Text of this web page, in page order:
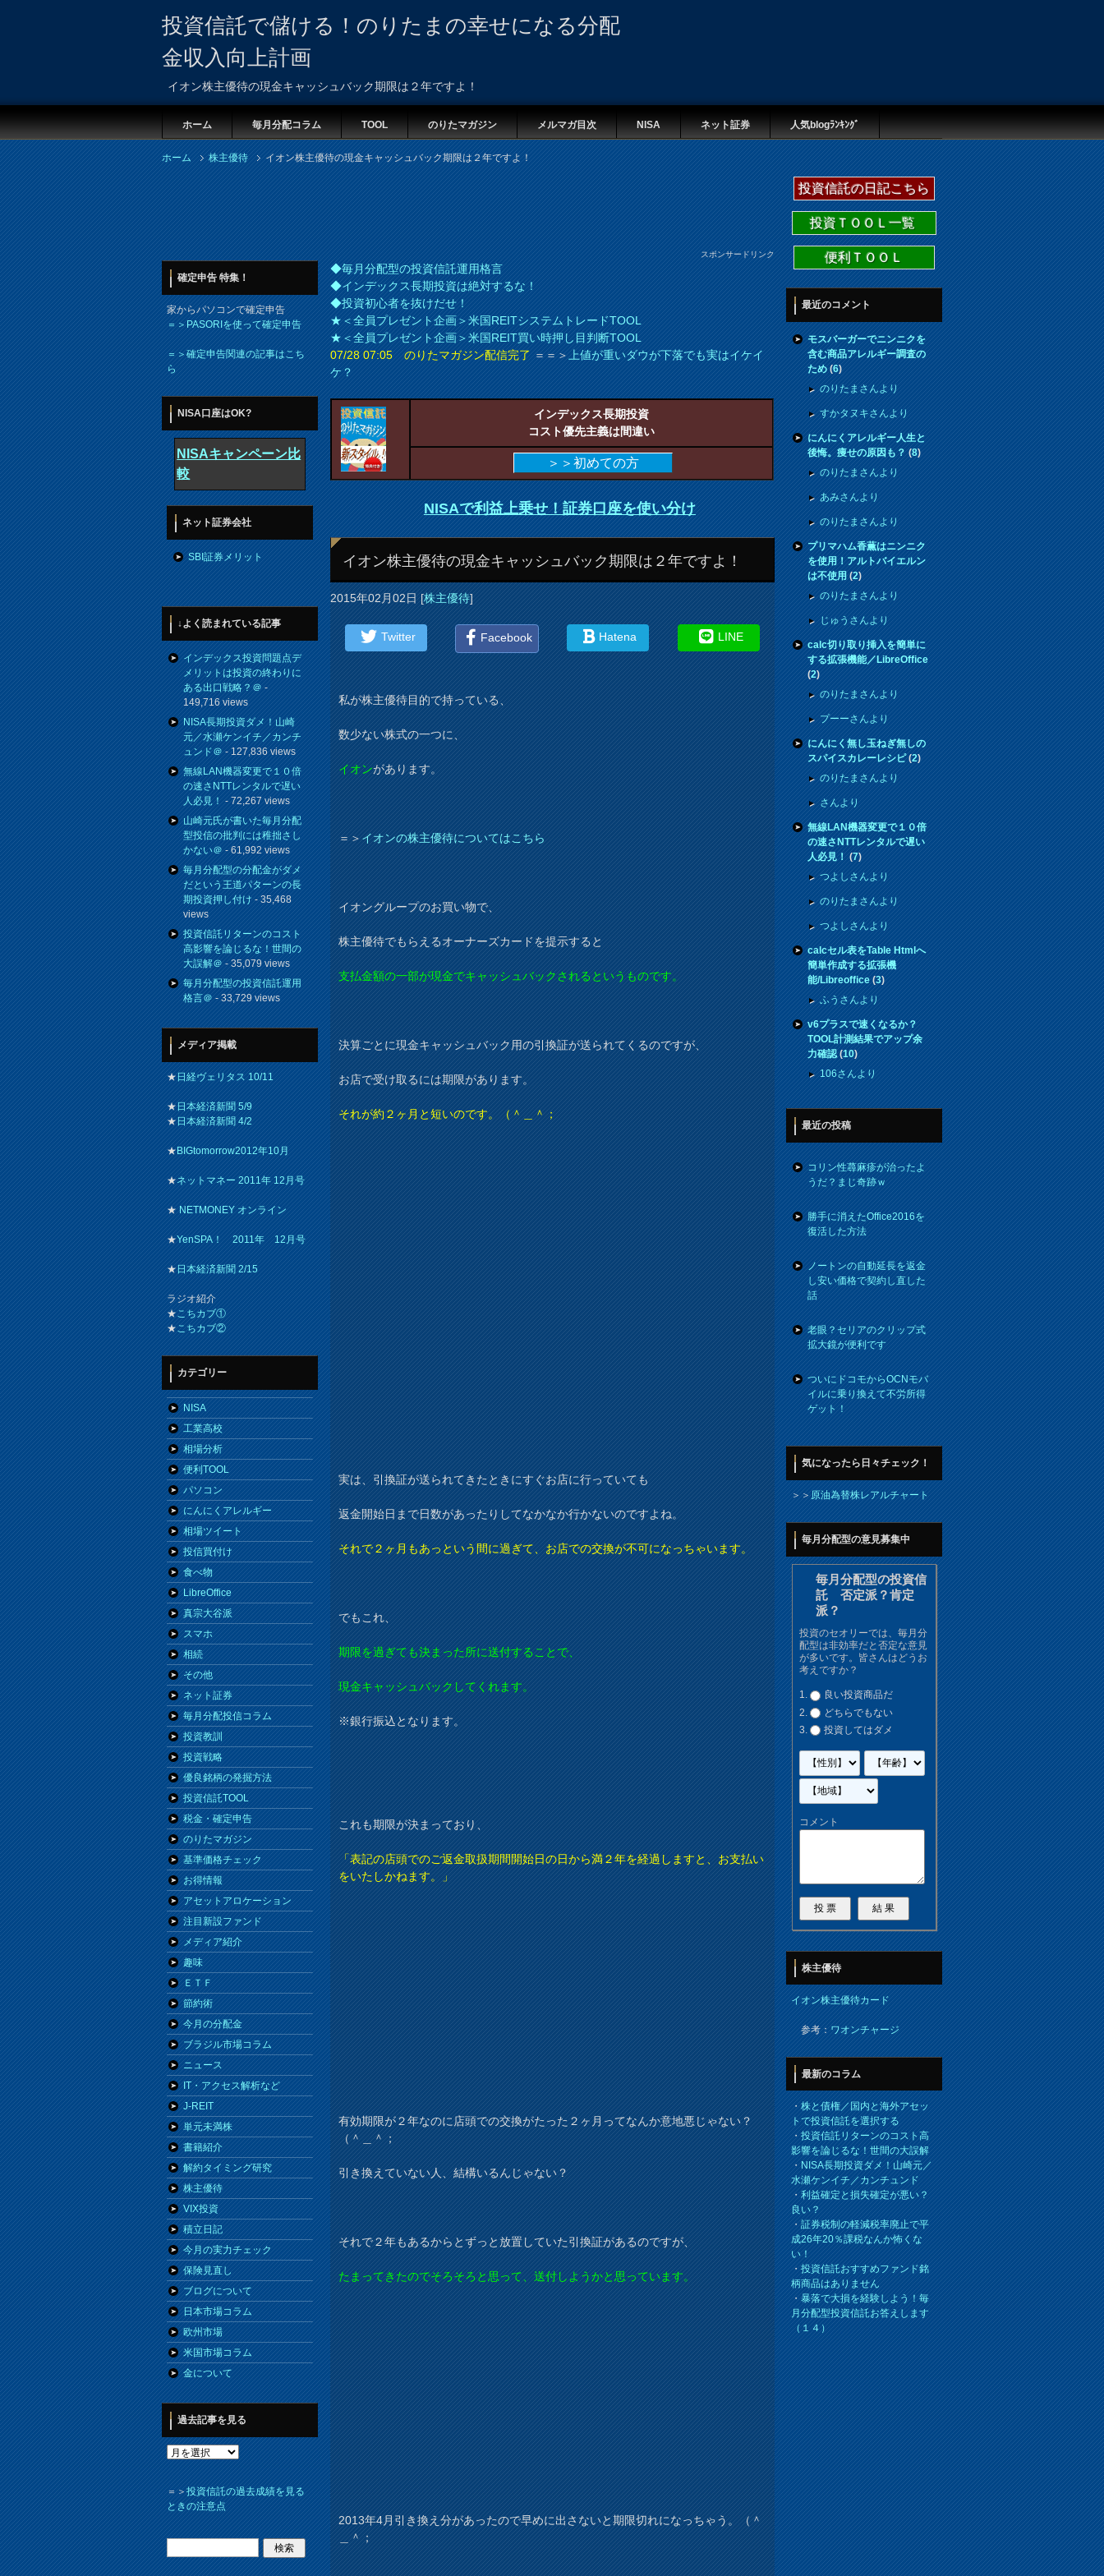
投資信託で儲ける！のりたまの幸せになる分配
金収入向上計画
イオン株主優待の現金キャッシュバック期限は２年ですよ！
ホーム 毎月分配コラム TOOL のりたマガジン メルマガ目次 NISA ネット証券 人気blogﾗﾝｷﾝｸﾞ
ホーム 株主優待 イオン株主優待の現金キャッシュバック期限は２年ですよ！
スポンサードリンク
◆毎月分配型の投資信託運用格言
◆インデックス長期投資は絶対するな！
◆投資初心者を抜けだせ！
★＜全員プレゼント企画＞米国REITシステムトレードTOOL
★＜全員プレゼント企画＞米国REIT買い時押し目判断TOOL
07/28 07:05 のりたマガジン配信完了＝＝＞上値が重いダウが下落でも実はイケイ
ケ？
インデックス長期投資
コスト優先主義は間違い
＞＞初めての方
NISAで利益上乗せ！証券口座を使い分け
イオン株主優待の現金キャッシュバック期限は２年ですよ！
2015年02月02日[株主優待]
Twitter Facebook Hatena LINE
私が株主優待目的で持っている、
数少ない株式の一つに、
イオンがあります。
＝＞イオンの株主優待についてはこちら
イオングループのお買い物で、
株主優待でもらえるオーナーズカードを提示すると
支払金額の一部が現金でキャッシュバックされるというものです。
決算ごとに現金キャッシュバック用の引換証が送られてくるのですが、
お店で受け取るには期限があります。
それが約２ヶ月と短いのです。（＾＿＾；
実は、引換証が送られてきたときにすぐお店に行っていても
返金開始日まで日数があったりしてなかなか行かないのですよね。
それで２ヶ月もあっという間に過ぎて、お店での交換が不可になっちゃいます。
でもこれ、
期限を過ぎても決まった所に送付することで、
現金キャッシュバックしてくれます。
※銀行振込となります。
これも期限が決まっており、
「表記の店頭でのご返金取扱期間開始日の日から満２年を経過しますと、お支払い
をいたしかねます。」
有効期限が２年なのに店頭での交換がたった２ヶ月ってなんか意地悪じゃない？
（＾＿＾；
引き換えていない人、結構いるんじゃない？
それで２年もあるからとずっと放置していた引換証があるのですが、
たまってきたのでそろそろと思って、送付しようかと思っています。
2013年4月引き換え分があったので早めに出さないと期限切れになっちゃう。（＾
＿＾；
確定申告 特集！
家からパソコンで確定申告
＝＞PASORIを使って確定申告
＝＞確定申告関連の記事はこち
ら
NISA口座はOK?
NISAキャンペーン比
較
ネット証券会社
SBI証券メリット
↓よく読まれている記事
インデックス投資問題点デ
メリットは投資の終わりに
ある出口戦略？＠-
149,716 views
NISA長期投資ダメ！山崎
元／水瀬ケンイチ／カンチ
ュンド＠- 127,836 views
無線LAN機器変更で１０倍
の速さNTTレンタルで遅い
人必見！- 72,267 views
山崎元氏が書いた毎月分配
型投信の批判には稚拙さし
かない＠- 61,992 views
毎月分配型の分配金がダメ
だという王道パターンの長
期投資押し付け- 35,468
views
投資信託リターンのコスト
高影響を論じるな！世間の
大誤解＠- 35,079 views
毎月分配型の投資信託運用
格言＠- 33,729 views
メディア掲載
★日経ヴェリタス 10/11
★日本経済新聞 5/9
★日本経済新聞 4/2
★BIGtomorrow2012年10月
★ネットマネー 2011年 12月号
★NETMONEY オンライン
★YenSPA！ 2011年 12月号
★日本経済新聞 2/15
ラジオ紹介
★こちカブ①
★こちカブ②
カテゴリー
NISA
工業高校
相場分析
便利TOOL
パソコン
にんにくアレルギー
相場ツイート
投信買付け
食べ物
LibreOffice
真宗大谷派
スマホ
相続
その他
ネット証券
毎月分配投信コラム
投資教訓
投資戦略
優良銘柄の発掘方法
投資信託TOOL
税金・確定申告
のりたマガジン
基準価格チェック
お得情報
アセットアロケーション
注目新設ファンド
メディア紹介
趣味
ＥＴＦ
節約術
今月の分配金
ブラジル市場コラム
ニュース
IT・アクセス解析など
J-REIT
単元未満株
書籍紹介
解約タイミング研究
株主優待
VIX投資
積立日記
今月の実力チェック
保険見直し
ブログについて
日本市場コラム
欧州市場
米国市場コラム
金について
過去記事を見る
＝＞投資信託の過去成績を見る
ときの注意点
投資信託の日記こちら
投資ＴＯＯＬ一覧
便利ＴＯＯＬ
最近のコメント
モスバーガーでニンニクを
含む商品アレルギー調査の
ため(6)
のりたまさんより
すかタヌキさんより
にんにくアレルギー人生と
後悔。痩せの原因も？(8)
のりたまさんより
あみさんより
のりたまさんより
プリマハム香薫はニンニク
を使用！アルトバイエルン
は不使用(2)
のりたまさんより
じゅうさんより
calc切り取り挿入を簡単に
する拡張機能／LibreOffice
(2)
のりたまさんより
プーーさんより
にんにく無し玉ねぎ無しの
スパイスカレーレシピ(2)
のりたまさんより
さんより
無線LAN機器変更で１０倍
の速さNTTレンタルで遅い
人必見！(7)
つよしさんより
のりたまさんより
つよしさんより
calcセル表をTable Htmlへ
簡単作成する拡張機
能/Libreoffice(3)
ふうさんより
v6プラスで速くなるか？
TOOL計測結果でアップ余
力確認(10)
106さんより
最近の投稿
コリン性蕁麻疹が治ったよ
うだ？まじ奇跡ｗ
勝手に消えたOffice2016を
復活した方法
ノートンの自動延長を返金
し安い価格で契約し直した
話
老眼？セリアのクリップ式
拡大鏡が便利です
ついにドコモからOCNモバ
イルに乗り換えて不労所得
ゲット！
気になったら日々チェック！
＞＞原油為替株レアルチャート
毎月分配型の意見募集中
毎月分配型の投資信
託 否定派？肯定
派？
投資のセオリーでは、毎月分
配型は非効率だと否定な意見
が多いです。皆さんはどうお
考えですか？
良い投資商品だ
どちらでもない
投資してはダメ
コメント
株主優待
イオン株主優待カード
参考：ワオンチャージ
最新のコラム
・株と債権／国内と海外アセッ
トで投資信託を選択する
・投資信託リターンのコスト高
影響を論じるな！世間の大誤解
・NISA長期投資ダメ！山崎元／
水瀬ケンイチ／カンチュンド
・利益確定と損失確定が悪い？
良い？
・証券税制の軽減税率廃止で平
成26年20％課税なんか怖くな
い！
・投資信託おすすめファンド銘
柄商品はありません
・暴落で大損を経験しよう！毎
月分配型投資信託お答えします
（１４）